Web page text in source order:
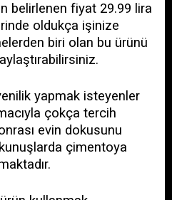
belirlenen fiyat 29.99 lira
oldukça işinize
biri olan bu ürünü
yapmak isteyenler
çokça tercih
evin dokusunu
çimentoya